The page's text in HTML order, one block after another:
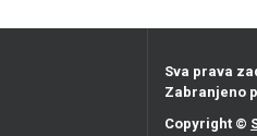
Sva prava
Zabranjeno
Copyright ©